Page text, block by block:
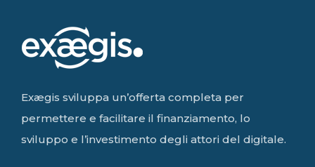
Exægis sviluppa un’offerta completa per
permettere e facilitare il finanziamento, lo
sviluppo e l’investimento degli attori del digitale.